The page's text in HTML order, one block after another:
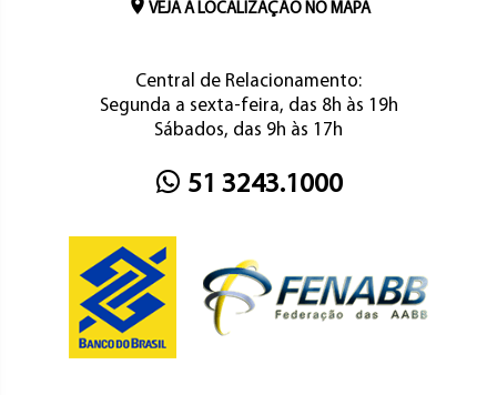
VEJA A LOCALIZAÇÃO NO MAPA
Central de Relacionamento:
Segunda a sexta-feira, das 8h às 19h
Sábados, das 9h às 17h
51 3243.1000